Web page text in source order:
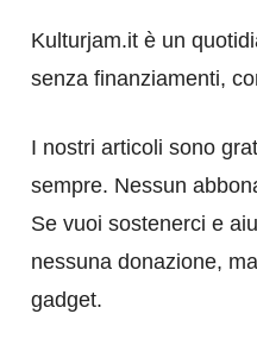
Kulturjam.it è un
senza finanziamenti,
I nostri articoli sono
sempre. Nessun
Se vuoi sostenerci e
nessuna donazione,
gadget.